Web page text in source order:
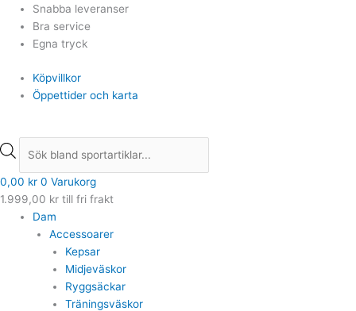
Hoppa
innehåll
Snabba leveranser
Bra service
Egna tryck
Köpvillkor
Öppettider och karta
Products
search
0,00 kr 0 Varukorg
1.999,00 kr till fri frakt
Dam
Accessoarer
Kepsar
Midjeväskor
Ryggsäckar
Träningsväskor
Products
search